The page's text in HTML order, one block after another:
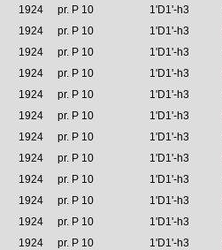
1924 pr. P 10 1'D1'-h3
1924 pr. P 10 1'D1'-h3
1924 pr. P 10 1'D1'-h3
1924 pr. P 10 1'D1'-h3
1924 pr. P 10 1'D1'-h3
1924 pr. P 10 1'D1'-h3
1924 pr. P 10 1'D1'-h3
1924 pr. P 10 1'D1'-h3
1924 pr. P 10 1'D1'-h3
1924 pr. P 10 1'D1'-h3
1924 pr. P 10 1'D1'-h3
1924 pr. P 10 1'D1'-h3